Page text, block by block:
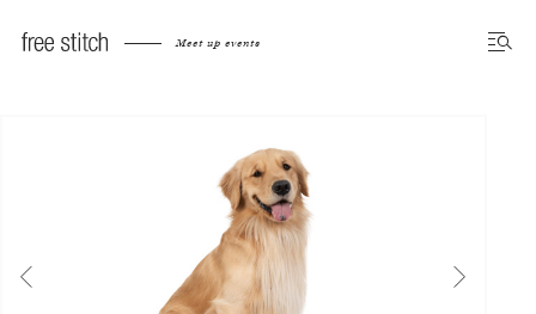
Meet up events
次へ